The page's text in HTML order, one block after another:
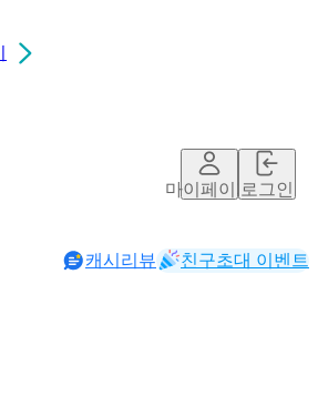
마이페이지로그인
캐시리뷰 친구초대 이벤트